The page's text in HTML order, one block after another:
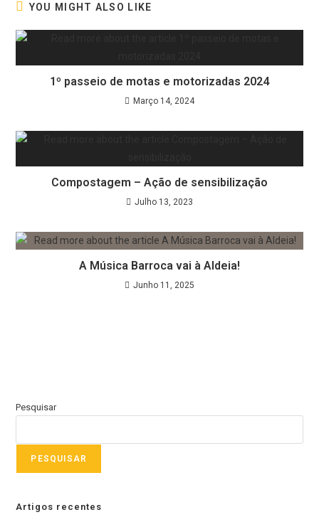
YOU MIGHT ALSO LIKE
1º passeio de motas e motorizadas 2024
Março 14, 2024
Compostagem – Ação de sensibilização
Julho 13, 2023
A Música Barroca vai à Aldeia!
Junho 11, 2025
Pesquisar
PESQUISAR
Artigos recentes